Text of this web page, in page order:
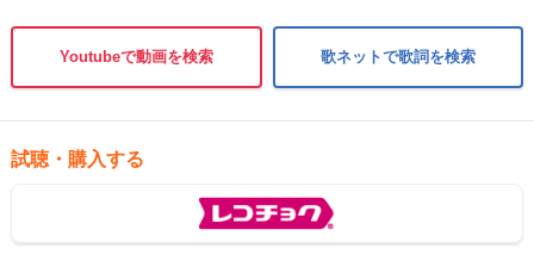
Youtubeで動画を検索 歌ネットで歌詞を検索
試聴・購入する